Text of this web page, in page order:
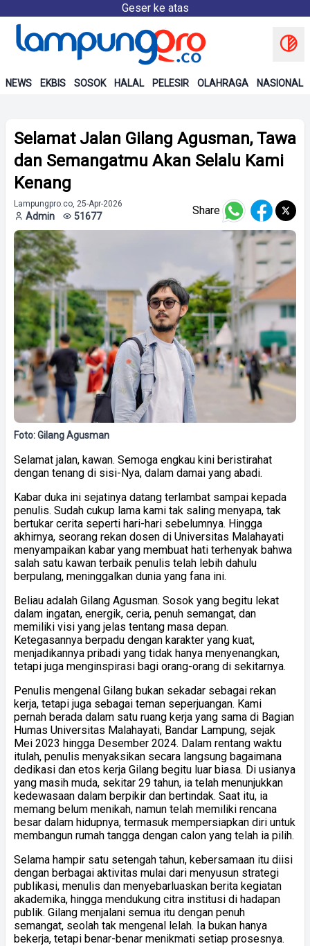
Geser ke atas
NEWS EKBIS SOSOK HALAL PELESIR OLAHRAGA NASIONAL
Selamat Jalan Gilang Agusman, Tawa
dan Semangatmu Akan Selalu Kami
Kenang
Lampungpro.co, 25-Apr-2026
Admin 51677 Share
Foto: Gilang Agusman
Selamat jalan, kawan. Semoga engkau kini beristirahat
dengan tenang di sisi-Nya, dalam damai yang abadi.
Kabar duka ini sejatinya datang terlambat sampai kepada
penulis. Sudah cukup lama kami tak saling menyapa, tak
bertukar cerita seperti hari-hari sebelumnya. Hingga
akhirnya, seorang rekan dosen di Universitas Malahayati
menyampaikan kabar yang membuat hati terhenyak bahwa
salah satu kawan terbaik penulis telah lebih dahulu
berpulang, meninggalkan dunia yang fana ini.
Beliau adalah Gilang Agusman. Sosok yang begitu lekat
dalam ingatan, energik, ceria, penuh semangat, dan
memiliki visi yang jelas tentang masa depan.
Ketegasannya berpadu dengan karakter yang kuat,
menjadikannya pribadi yang tidak hanya menyenangkan,
tetapi juga menginspirasi bagi orang-orang di sekitarnya.
Penulis mengenal Gilang bukan sekadar sebagai rekan
kerja, tetapi juga sebagai teman seperjuangan. Kami
pernah berada dalam satu ruang kerja yang sama di Bagian
Humas Universitas Malahayati, Bandar Lampung, sejak
Mei 2023 hingga Desember 2024. Dalam rentang waktu
itulah, penulis menyaksikan secara langsung bagaimana
dedikasi dan etos kerja Gilang begitu luar biasa. Di usianya
yang masih muda, sekitar 29 tahun, ia telah menunjukkan
kedewasaan dalam berpikir dan bertindak. Saat itu, ia
memang belum menikah, namun telah memiliki rencana
besar dalam hidupnya, termasuk mempersiapkan diri untuk
membangun rumah tangga dengan calon yang telah ia pilih.
Selama hampir satu setengah tahun, kebersamaan itu diisi
dengan berbagai aktivitas mulai dari menyusun strategi
publikasi, menulis dan menyebarluaskan berita kegiatan
akademika, hingga mendukung citra institusi di hadapan
publik. Gilang menjalani semua itu dengan penuh
semangat, seolah tak mengenal lelah. Ia bukan hanya
bekerja, tetapi benar-benar menikmati setiap prosesnya.